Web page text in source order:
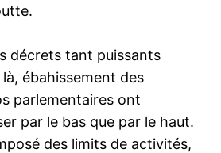
décrets tant puissants
ébahissement des
parlementaires ont
par le bas que par le haut.
des limits de activités,